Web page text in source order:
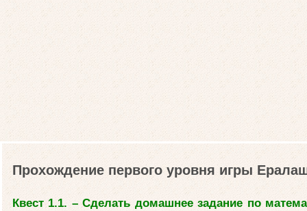
Прохождение первого уровня игры
Квест 1.1. – Сделать домашнее задание по